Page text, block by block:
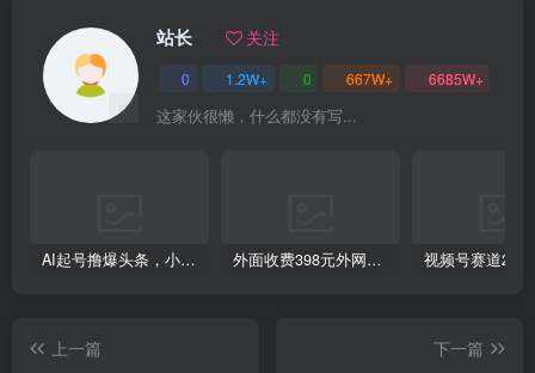
站长 关注
0 1.2W+ 0 667W+ 6685W+
这家伙很懒，什么都没有写...
AI起号撸爆头条，小白也能操作，日入2000+ 外面收费398元外网超跑豪车汽车视频搬运至快手抖音上热门项目
上一篇
下一篇